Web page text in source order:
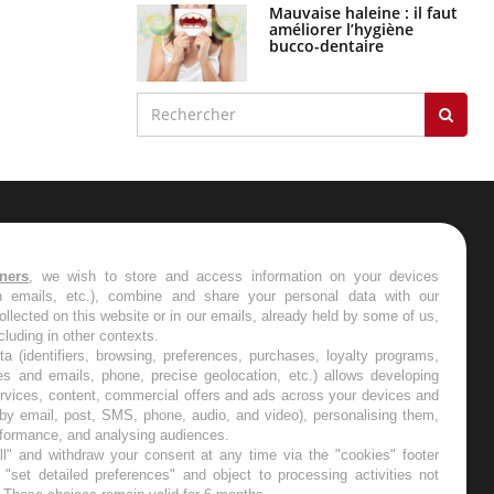
Mauvaise haleine : il faut
améliorer l’hygiène
bucco-dentaire
les semaines les meilleures
, we wish to store and access information on your devices
emails, etc.), combine and share your personal data with our
on this website or in our emails, already held by some of us,
in other contexts.
(identifiers, browsing, preferences, purchases, loyalty programs,
and emails, phone, precise geolocation, etc.) allows developing
content, commercial offers and ads across your devices and
email, post, SMS, phone, audio, and video), personalising them,
and analysing audiences.
and withdraw your consent at any time via the "cookies" footer
detailed preferences" and object to processing activities not